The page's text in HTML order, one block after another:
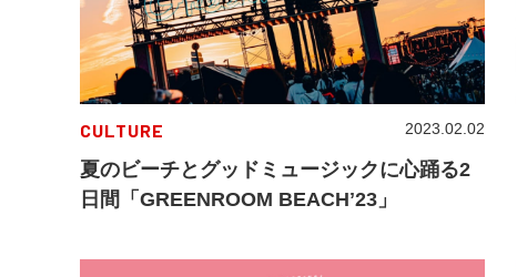
CULTURE
夏のビーチとグッドミュージックに心踊る2
日間「GREENROOM BEACHʼ23」
2023.02.02